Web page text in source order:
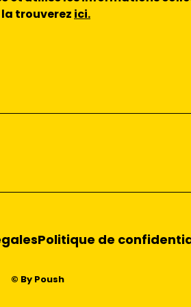
trouverez ici.
Politique de
© By Poush